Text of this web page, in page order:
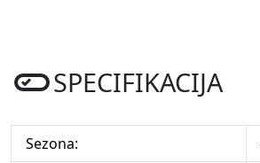
SPECIFIKACIJA
Sezona: